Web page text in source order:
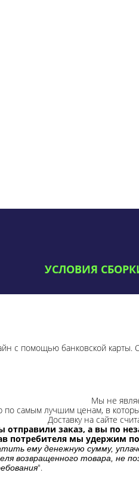
УСЛОВИЯ
с помощью банковской карты.
Мы не
самым лучшим ценам, в
Доставку на сайте
отправили заказ, а вы по
потребителя мы удержим
ему денежную сумму,
возвращенного товара, не
".